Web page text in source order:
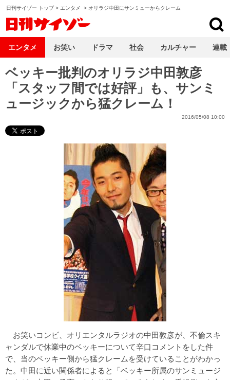
日刊サイゾー トップ> エンタメ > オリラジ中田にサンミューからクレーム
ベッキー批判のオリラジ中田敦彦
「スタッフ間では好評」も、サンミ
ュージックから猛クレーム！
2016/05/08 10:00
お笑いコンビ、オリエンタルラジオの中田敦彦が、不倫スキ
ャンダルで休業中のベッキーについて辛口コメントをした件
で、当のベッキー側から猛クレームを受けていることがわかっ
た。中田に近い関係者によると「ベッキー所属のサンミュージ
エンタメ お笑い ドラマ 社会 カルチャー 連載